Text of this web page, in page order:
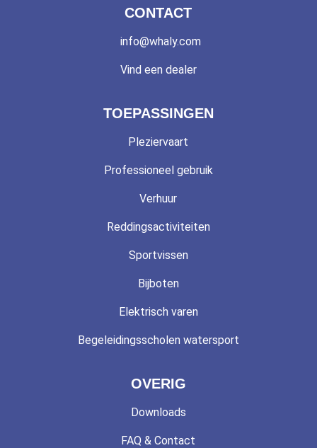
CONTACT
info@whaly.com
Vind een dealer
TOEPASSINGEN
Pleziervaart
Professioneel gebruik
Verhuur
Reddingsactiviteiten
Sportvissen
Bijboten
Elektrisch varen
Begeleidingsscholen watersport
OVERIG
Downloads
FAQ & Contact